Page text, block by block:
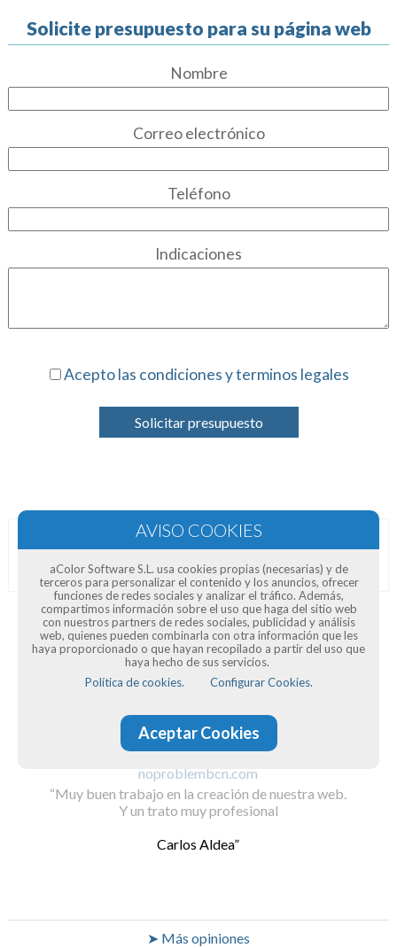
Solicite presupuesto para su página web
Nombre
Correo electrónico
Teléfono
Indicaciones
Acepto las condiciones y terminos legales
Solicitar presupuesto
Opiniones de clientes
noproblembcn.com
Muy buen trabajo en la creación de nuestra web.
Y un trato muy profesional
Carlos Aldea
➤ Más opiniones
aColor Software S.L. usa cookies propias (necesarias) y de
terceros para personalizar el contenido y los anuncios, ofrecer
funciones de redes sociales y analizar el tráfico. Además,
compartimos información sobre el uso que haga del sitio web
con nuestros partners de redes sociales, publicidad y análisis
web, quienes pueden combinarla con otra información que les
haya proporcionado o que hayan recopilado a partir del uso que
haya hecho de sus servicios.
Política de cookies.
Configurar Cookies.
Aceptar Cookies